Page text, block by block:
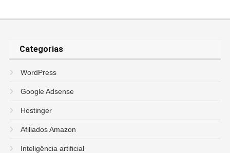
Categorias
WordPress
Google Adsense
Hostinger
Afiliados Amazon
Inteligência artificial